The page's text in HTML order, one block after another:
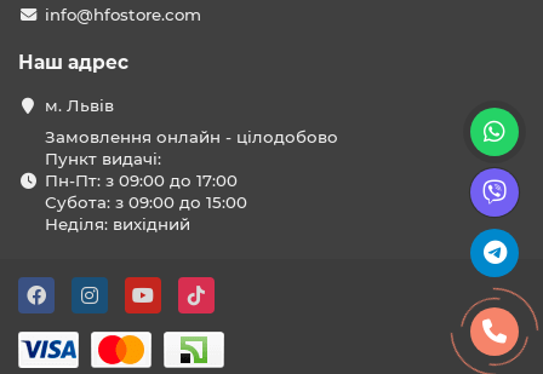
info@hfostore.com
Наш адрес
м. Львів
Замовлення онлайн - цілодобово
Пункт видачі:
Пн-Пт: з 09:00 до 17:00
Субота: з 09:00 до 15:00
Неділя: вихідний